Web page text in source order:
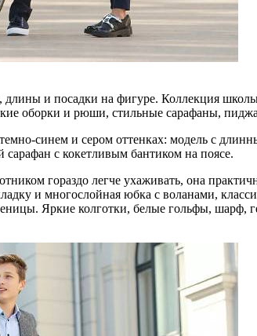
и посадки на фигуре. Коллекция
оборки и рюши, стильные сарафаны,
синем и сером оттенках: модель с
с кокетливым бантиком на поясе.
гораздо легче ухаживать, она
и многослойная юбка с воланами,
Яркие колготки, белые гольфы, шарф,